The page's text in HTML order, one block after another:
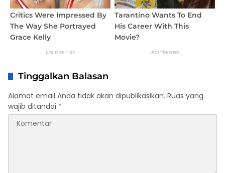
Tinggalkan Balasan
Alamat email Anda tidak akan dipublikasikan. Ruas yang
wajib ditandai *